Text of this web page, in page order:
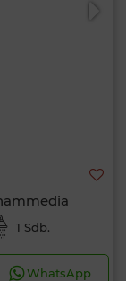
1 Sdb.
WhatsApp